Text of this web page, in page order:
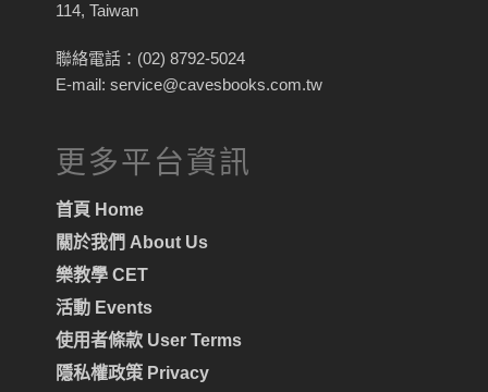
114, Taiwan
聯絡電話：(02) 8792-5024
E-mail: service@cavesbooks.com.tw
更多平台資訊
首頁 Home
關於我們 About Us
樂教學 CET
活動 Events
使用者條款 User Terms
隱私權政策 Privacy